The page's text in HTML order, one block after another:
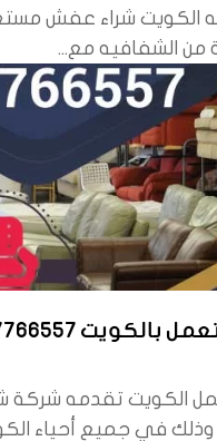
الكويت شراء عفش
من الشفافيه مع...
97766557
الكويت تقدمه شركة
وذلك في جميع أحياء